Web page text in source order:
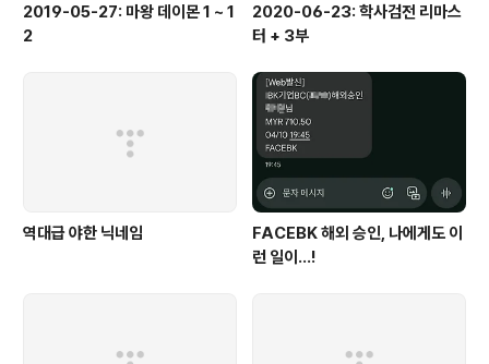
2019-05-27: 마왕 데이몬 1 ~ 1
2
2020-06-23: 학사검전 리마스
터 + 3부
역대급 야한 닉네임
FACEBK 해외 승인, 나에게도 이
런 일이...!